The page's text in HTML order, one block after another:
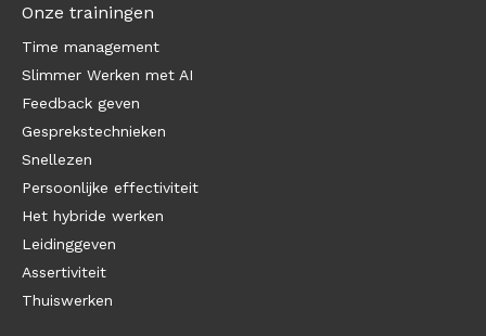
Onze trainingen
Time management
Slimmer Werken met AI
Feedback geven
Gesprekstechnieken
Snellezen
Persoonlijke effectiviteit
Het hybride werken
Leidinggeven
Assertiviteit
Thuiswerken